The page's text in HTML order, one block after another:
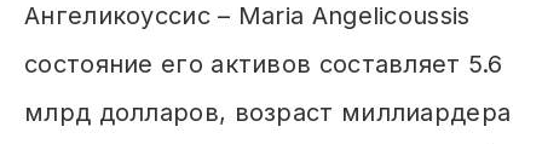
Ангеликоуссис – Maria Angelicoussis
состояние его активов составляет 5.6
млрд долларов, возраст миллиардера